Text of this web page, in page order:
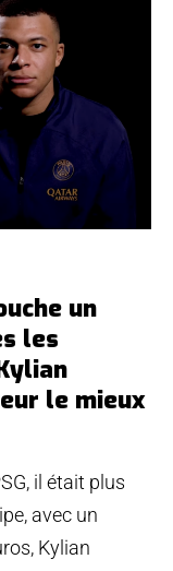
un
les
le mieux
il était plus
avec un
Kylian